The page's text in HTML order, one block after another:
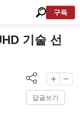
구독
기술 선
답글쓰기